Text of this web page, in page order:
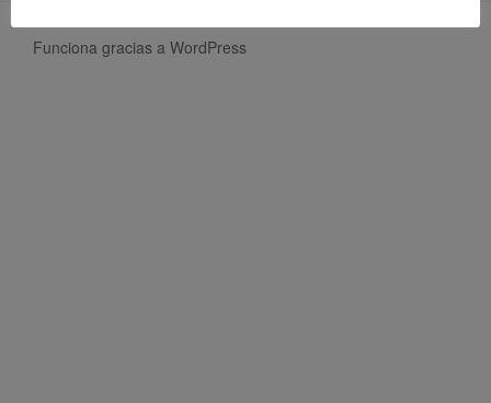
Funciona gracias a WordPress